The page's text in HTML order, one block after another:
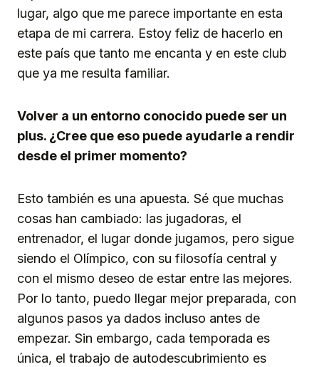
lugar, algo que me parece importante en esta
etapa de mi carrera. Estoy feliz de hacerlo en
este país que tanto me encanta y en este club
que ya me resulta familiar.
Volver a un entorno conocido puede ser un
plus. ¿Cree que eso puede ayudarle a rendir
desde el primer momento?
Esto también es una apuesta. Sé que muchas
cosas han cambiado: las jugadoras, el
entrenador, el lugar donde jugamos, pero sigue
siendo el Olímpico, con su filosofía central y
con el mismo deseo de estar entre las mejores.
Por lo tanto, puedo llegar mejor preparada, con
algunos pasos ya dados incluso antes de
empezar. Sin embargo, cada temporada es
única, el trabajo de autodescubrimiento es